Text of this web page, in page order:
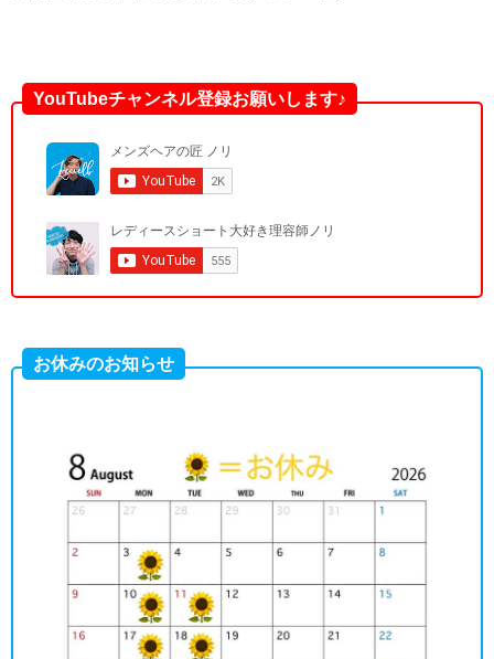
YouTubeチャンネル登録お願いします♪
お休みのお知らせ